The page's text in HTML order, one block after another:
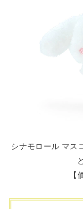
シナモロール マス
【